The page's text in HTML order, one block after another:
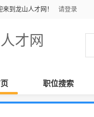
到龙山人才网！ 请登录
才网
职位搜索